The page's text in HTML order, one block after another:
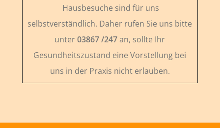
Hausbesuche sind für uns
selbstverständlich. Daher rufen Sie uns bitte
unter03867 /247an, sollte Ihr
Gesundheitszustand eine Vorstellung bei
uns in der Praxis nicht erlauben.